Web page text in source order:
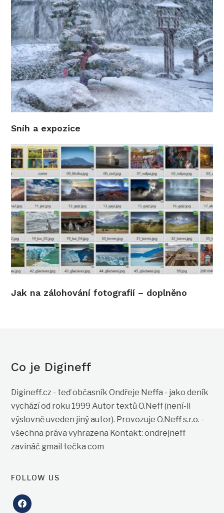
Sníh a expozice
Jak na zálohování fotografií – doplněno
Co je Digineff
Digineff.cz - teď občasník Ondřeje Neffa - jako deník
vychází od roku 1999 Autor textů O.Neff (není-li
výslovně uveden jiný autor). Provozuje O.Neff s.r.o. -
všechna práva vyhrazena Kontakt: ondrejneff
zavináč gmail tečka com
FOLLOW US
facebook